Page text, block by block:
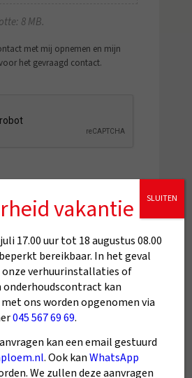
8 MB.
met mij opnemen en mijn
het gevraagd contact.
vakantie
17.00 uur tot 18 augustus 08.00
bereikbaar. In het geval
verhuurinstallaties of
kan
ons worden opgenomen via
045 567 69 69.
kan een email gestuurd
. Ook kanWhatsApp
We zullen deze aanvragen
SLUITEN